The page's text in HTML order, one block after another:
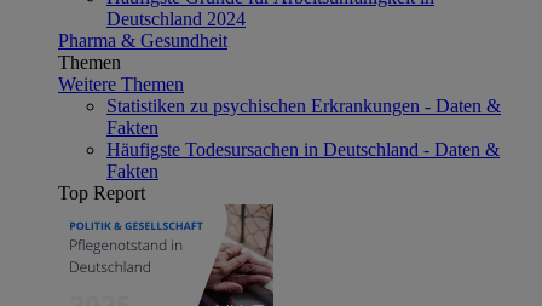
Deutschland 2024
Pharma & Gesundheit
Themen
Weitere Themen
Statistiken zu psychischen Erkrankungen - Daten &
Fakten
Häufigste Todesursachen in Deutschland - Daten &
Fakten
Top Report